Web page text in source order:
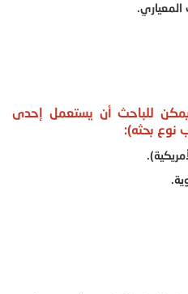
المعياري.
للباحث أن يستعمل إحدى
نوع بحثه):